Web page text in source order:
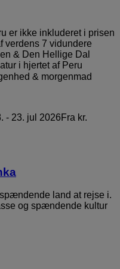
er ikke inkluderet i prisen
verdens 7 vidundere
& Den Hellige Dal
i hjertet af Peru
& morgenmad
- 23. jul 2026 Fra kr.
land at rejse i.
og spændende kultur